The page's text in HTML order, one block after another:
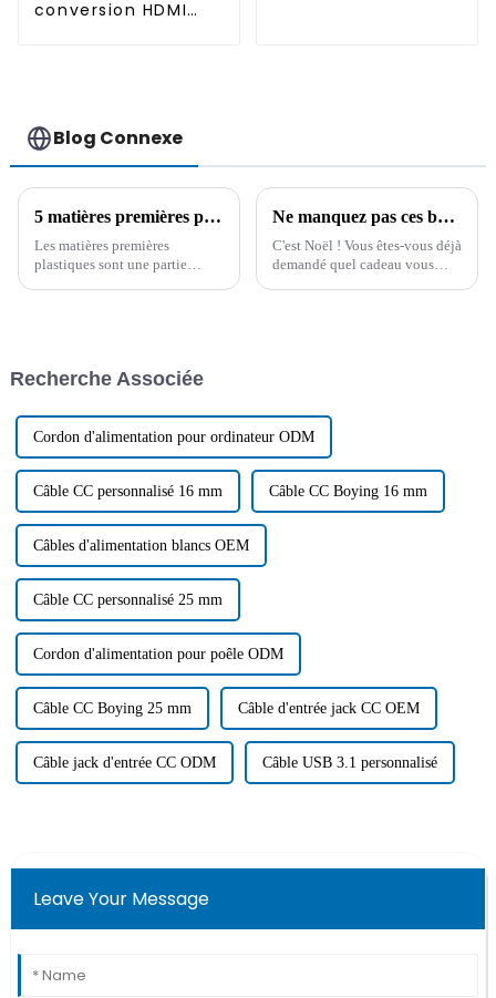
conversion HDMI
Blog Connexe
5 matières premières plastiques courantes pour les fils et câbles
Les matières premières
plastiques sont une partie
connaissances, vous serez en
Ne manquez pas ces bons articles comme cadeau de Noël !
C'est Noël ! Vous êtes-vous déjà
demandé quel cadeau vous
Recherche Associée
Cordon d'alimentation pour ordinateur ODM
Câble CC personnalisé 16 mm Câble CC Boying 16 mm
Câbles d'alimentation blancs OEM
Câble CC personnalisé 25 mm
Cordon d'alimentation pour poêle ODM
Câble CC Boying 25 mm Câble d'entrée jack CC OEM
Câble jack d'entrée CC ODM Câble USB 3.1 personnalisé
Leave Your Message